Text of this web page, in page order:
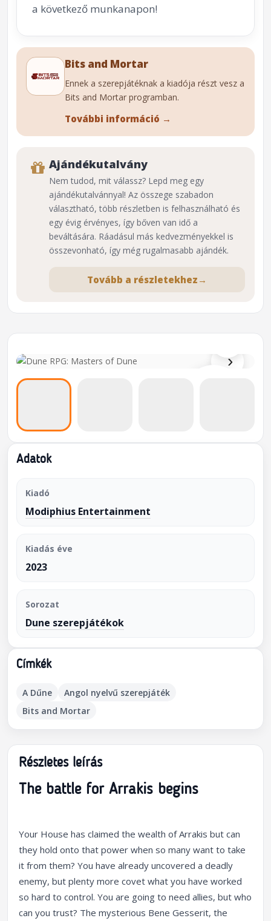
›
⌕
Adatok
Kiadó
Modiphius Entertainment
Kiadás éve
2023
Sorozat
Dune szerepjátékok
Címkék
A Dűne
Angol nyelvű szerepjáték
Bits and Mortar
a következő munkanapon!
Bits and Mortar
Ennek a szerepjátéknak a kiadója részt vesz a
Bits and Mortar programban.
További információ →
Ajándékutalvány
Nem tudod, mit válassz? Lepd meg egy
ajándékutalvánnyal! Az összege szabadon
választható, több részletben is felhasználható és
egy évig érvényes, így bőven van idő a
beváltására. Ráadásul más kedvezményekkel is
összevonható, így még rugalmasabb ajándék.
Tovább a részletekhez →
Részletes leírás
The battle for Arrakis begins
Your House has claimed the wealth of Arrakis but can
they hold onto that power when so many want to take
it from them? You have already uncovered a deadly
enemy, but plenty more covet what you have worked
so hard to control. You are going to need allies, but who
can you trust? The mysterious Bene Gesserit, the